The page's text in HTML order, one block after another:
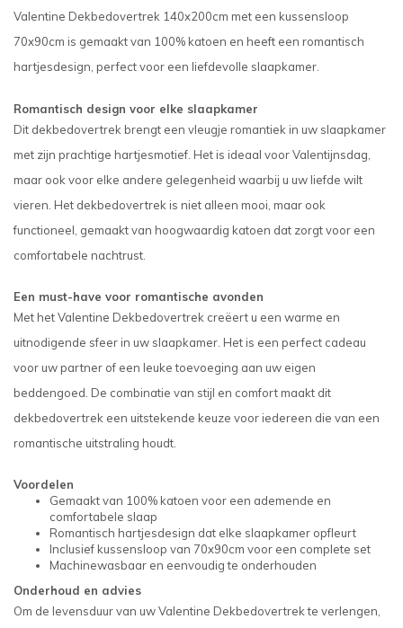
Valentine Dekbedovertrek 140x200cm met een kussensloop
70x90cm is gemaakt van 100% katoen en heeft een romantisch
hartjesdesign, perfect voor een liefdevolle slaapkamer.
Romantisch design voor elke slaapkamer
Dit dekbedovertrek brengt een vleugje romantiek in uw slaapkamer
met zijn prachtige hartjesmotief. Het is ideaal voor Valentijnsdag,
maar ook voor elke andere gelegenheid waarbij u uw liefde wilt
vieren. Het dekbedovertrek is niet alleen mooi, maar ook
functioneel, gemaakt van hoogwaardig katoen dat zorgt voor een
comfortabele nachtrust.
Een must-have voor romantische avonden
Met het Valentine Dekbedovertrek creëert u een warme en
uitnodigende sfeer in uw slaapkamer. Het is een perfect cadeau
voor uw partner of een leuke toevoeging aan uw eigen
beddengoed. De combinatie van stijl en comfort maakt dit
dekbedovertrek een uitstekende keuze voor iedereen die van een
romantische uitstraling houdt.
Voordelen
Gemaakt van 100% katoen voor een ademende en
comfortabele slaap
Romantisch hartjesdesign dat elke slaapkamer opfleurt
Inclusief kussensloop van 70x90cm voor een complete set
Machinewasbaar en eenvoudig te onderhouden
Onderhoud en advies
Om de levensduur van uw Valentine Dekbedovertrek te verlengen,